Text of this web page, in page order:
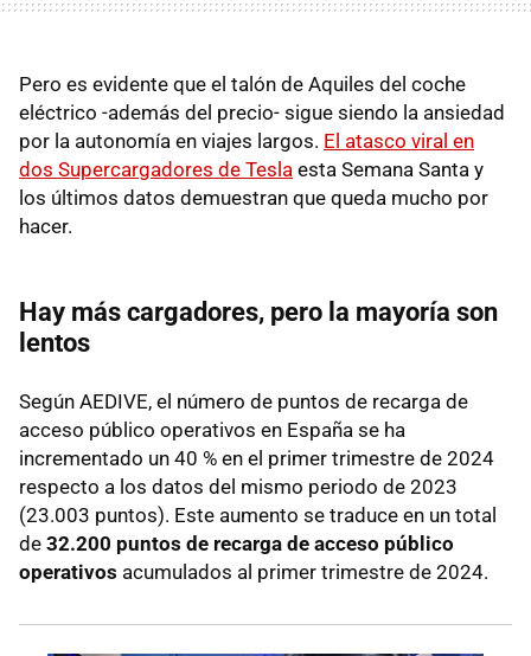
Pero es evidente que el talón de Aquiles del coche
eléctrico -además del precio- sigue siendo la ansiedad
por la autonomía en viajes largos. El atasco viral en
dos Supercargadores de Tesla esta Semana Santa y
los últimos datos demuestran que queda mucho por
hacer.
Hay más cargadores, pero la mayoría son
lentos
Según AEDIVE, el número de puntos de recarga de
acceso público operativos en España se ha
incrementado un 40 % en el primer trimestre de 2024
respecto a los datos del mismo periodo de 2023
(23.003 puntos). Este aumento se traduce en un total
de 32.200 puntos de recarga de acceso público
operativos acumulados al primer trimestre de 2024.